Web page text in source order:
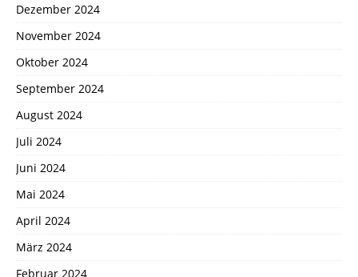
Dezember 2024
November 2024
Oktober 2024
September 2024
August 2024
Juli 2024
Juni 2024
Mai 2024
April 2024
März 2024
Februar 2024